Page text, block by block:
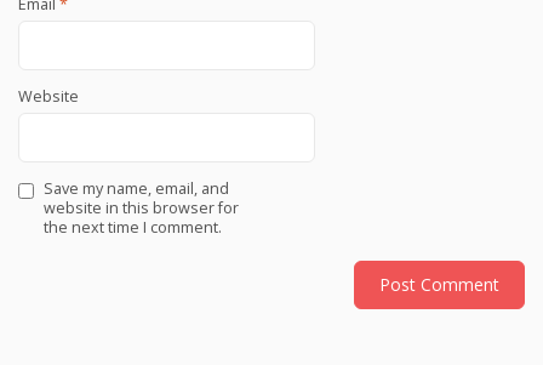
Email *
Website
Save my name, email, and
website in this browser for
the next time I comment.